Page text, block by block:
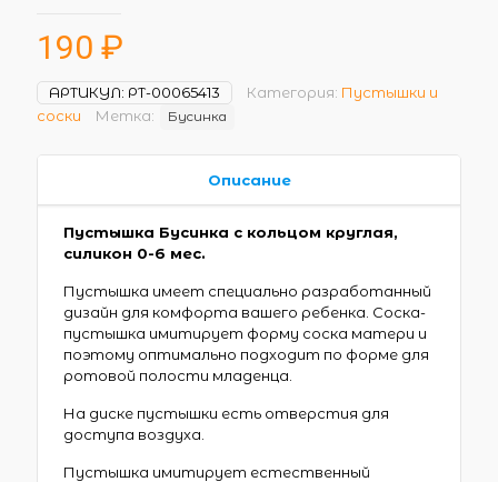
190 ₽
АРТИКУЛ: РТ-00065413 Категория: Пустышки и
соски
Метка: Бусинка
Описание
Пустышка Бусинка с кольцом круглая,
силикон 0-6 мес.
Пустышка имеет специально разработанный
дизайн для комфорта вашего ребенка. Соска-
пустышка имитирует форму соска матери и
поэтому оптимально подходит по форме для
ротовой полости младенца.
На диске пустышки есть отверстия для
доступа воздуха.
Пустышка имитирует естественный